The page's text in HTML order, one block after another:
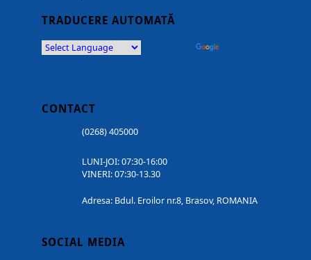
TRADUCERE AUTOMATĂ
CONTACT
(0268) 405000
LUNI-JOI: 07:30-16:00
VINERI: 07:30-13.30
Adresa: Bdul. Eroilor nr.8, Brasov, ROMANIA
SOCIAL MEDIA